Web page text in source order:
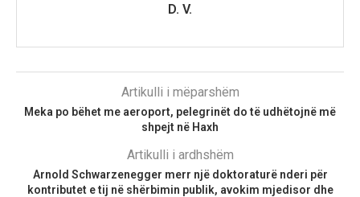
D. V.
Artikulli i mëparshëm
Meka po bëhet me aeroport, pelegrinët do të udhëtojnë më
shpejt në Haxh
Artikulli i ardhshëm
Arnold Schwarzenegger merr një doktoraturë nderi për
kontributet e tij në shërbimin publik, avokim mjedisor dhe